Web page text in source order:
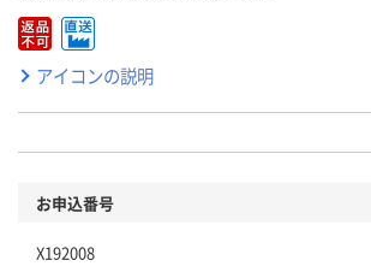
アイコンの説明
お申込番号
X192008